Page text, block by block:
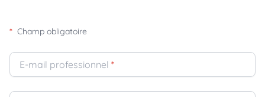
* Champ obligatoire
E-mail professionnel *